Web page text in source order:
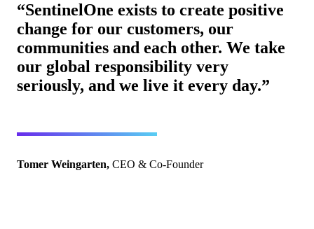
“SentinelOne exists to create positive
change for our customers, our
communities and each other. We take
our global responsibility very
seriously, and we live it every day.”
Tomer Weingarten, CEO & Co-Founder